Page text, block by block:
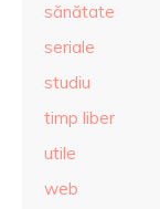
sănătate
seriale
studiu
timp liber
utile
web